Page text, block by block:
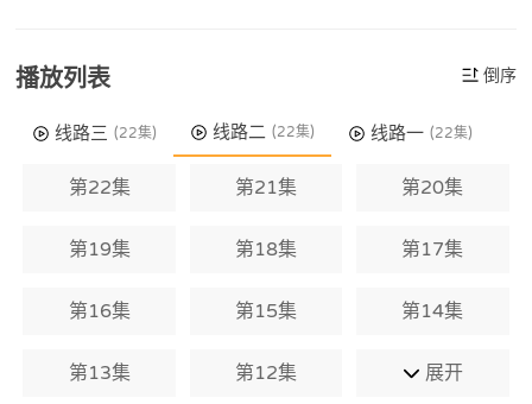
播放列表 倒序
线路三 (22集) 线路二 (22集) 线路一 (22集)
第22集 第21集 第20集
第19集 第18集 第17集
第16集 第15集 第14集
第13集 第12集 展开